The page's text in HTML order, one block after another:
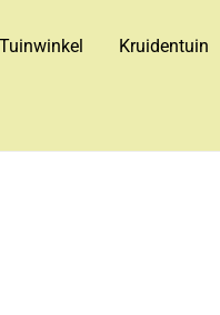
Tuinwinkel Kruidentuin